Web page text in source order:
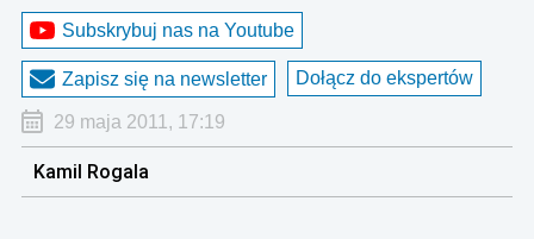
Subskrybuj nas na Youtube
Zapisz się na newsletter Dołącz do ekspertów
29 maja 2011, 17:19
Kamil Rogala